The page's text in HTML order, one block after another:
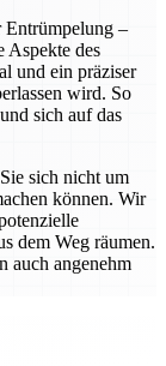
Entrümpelung –
Aspekte des
und ein präziser
wird. So
sich auf das
sich nicht um
können. Wir
dem Weg räumen.
auch angenehm